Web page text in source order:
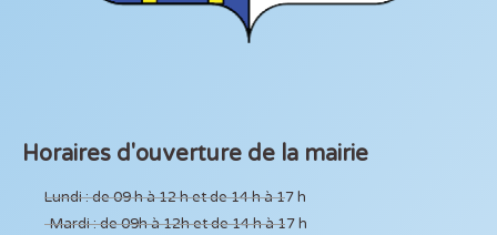
Horaires d'ouverture de la mairie
Lundi : de 09 h à 12 h et de 14 h à 17 h
Mardi : de 09h à 12h et de 14 h à 17 h